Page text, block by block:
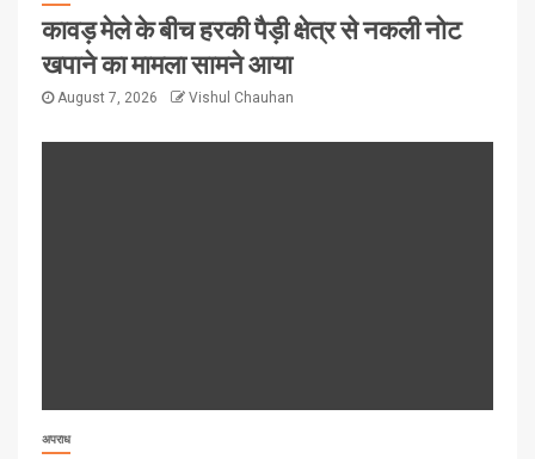
कावड़ मेले के बीच हरकी पैड़ी क्षेत्र से नकली नोट
खपाने का मामला सामने आया
August 7, 2026 Vishul Chauhan
अपराध